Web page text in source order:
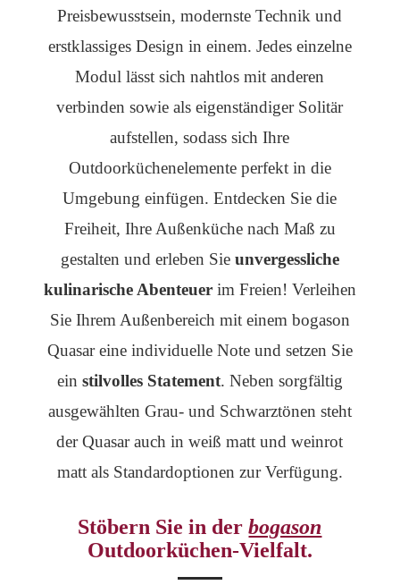
Preisbewusstsein, modernste Technik und
erstklassiges Design in einem. Jedes einzelne
Modul lässt sich nahtlos mit anderen
verbinden sowie als eigenständiger Solitär
aufstellen, sodass sich Ihre
Outdoorküchenelemente perfekt in die
Umgebung einfügen. Entdecken Sie die
Freiheit, Ihre Außenküche nach Maß zu
gestalten und erleben Sie unvergessliche
kulinarische Abenteuerim Freien! Verleihen
Sie Ihrem Außenbereich mit einem bogason
Quasar eine individuelle Note und setzen Sie
ein stilvolles Statement. Neben sorgfältig
ausgewählten Grau- und Schwarztönen steht
der Quasar auch in weiß matt und weinrot
matt als Standardoptionen zur Verfügung.
Stöbern Sie in derbogason
Outdoorküchen-Vielfalt.